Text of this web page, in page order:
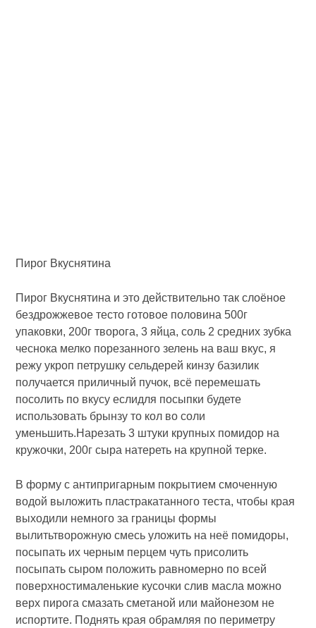
Пирог Вкуснятина
Пирог Вкуснятина и это действительно так слоёное
бездрожжевое тесто готовое половина 500г
упаковки, 200г творога, 3 яйца, соль 2 средних зубка
чеснока мелко порезанного зелень на ваш вкус, я
режу укроп петрушку сельдерей кинзу базилик
получается приличный пучок, всё перемешать
посолить по вкусу еслидля посыпки будете
использовать брынзу то кол во соли
уменьшить.Нарезать 3 штуки крупных помидор на
кружочки, 200г сыра натереть на крупной терке.
В форму с антипригарным покрытием смоченную
водой выложить пластракатанного теста, чтобы края
выходили немного за границы формы
вылитьтворожную смесь уложить на неё помидоры,
посыпать их черным перцем чуть присолить
посыпать сыром положить равномерно по всей
поверхностималенькие кусочки слив масла можно
верх пирога смазать сметаной или майонезом не
испортите. Поднять края обрамляя по периметру